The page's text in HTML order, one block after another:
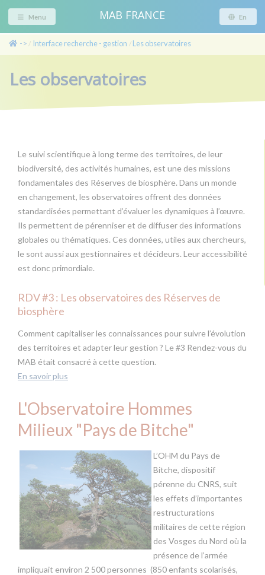
Menu MAB FRANCE En
-> / Interface recherche - gestion / Les observatoires
Les observatoires
Le suivi scientifique à long terme des territoires, de leur
biodiversité, des activités humaines, est une des missions
fondamentales des Réserves de biosphère. Dans un monde
en changement, les observatoires offrent des données
standardisées permettant d’évaluer les dynamiques à l’œuvre.
Ils permettent de pérenniser et de diffuser des informations
globales ou thématiques. Ces données, utiles aux chercheurs,
le sont aussi aux gestionnaires et décideurs. Leur accessibilité
est donc primordiale.
RDV #3 : Les observatoires des Réserves de
biosphère
Comment capitaliser les connaissances pour suivre l’évolution
des territoires et adapter leur gestion ? Le #3 Rendez-vous du
MAB était consacré à cette question.
En savoir plus
L'Observatoire Hommes
Milieux "Pays de Bitche"
L’OHM du Pays de
Bitche, dispositif
pérenne du CNRS, suit
les effets d’importantes
restructurations
militaires de cette région
des Vosges du Nord où la
présence de l’armée
impliquait environ 2 500 personnes (850 enfants scolarisés,